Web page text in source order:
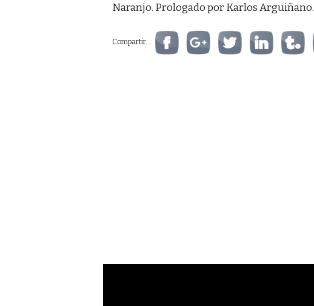
Naranjo. Prologado por Karlos Arguiñano.
Compartir...